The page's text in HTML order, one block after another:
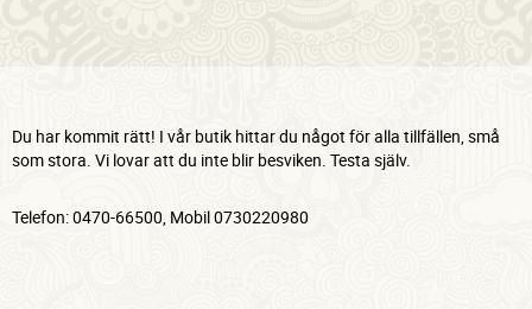
Du har kommit rätt! I vår butik hittar du något för alla tillfällen, små
som stora. Vi lovar att du inte blir besviken. Testa själv.
Telefon: 0470-66500, Mobil 0730220980